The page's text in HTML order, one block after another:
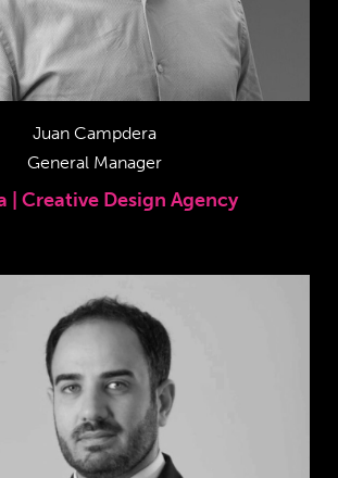
Juan Campdera
General Manager
| Creative Design Agency